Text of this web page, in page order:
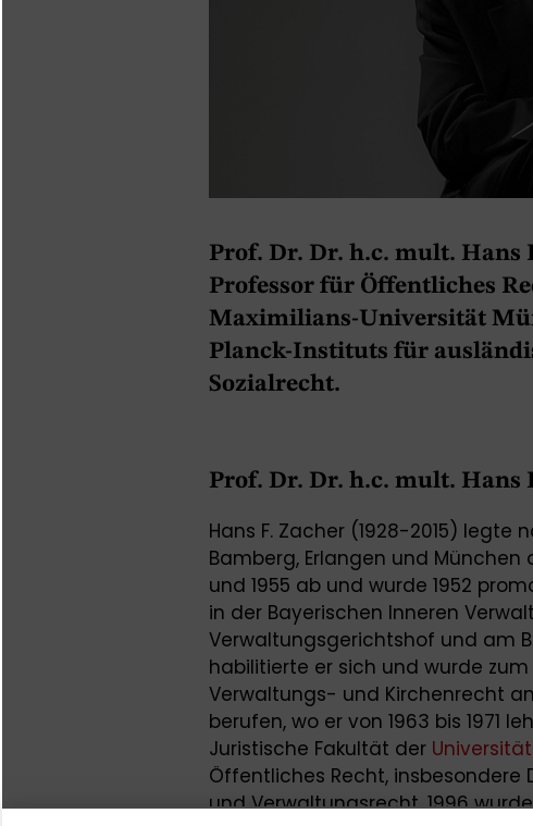
Prof. Dr. Dr. h.c. mult. Hans
Professor für Öffentliches
Maximilians-Universität
Planck-Instituts für
Sozialrecht.
Prof. Dr. Dr. h.c. mult. Hans
Hans F. Zacher (1928-2015)
Bamberg, Erlangen und München
und 1955 ab und wurde 1952
in der Bayerischen Inneren
Verwaltungsgerichtshof und am
habilitierte er sich und wurde
Verwaltungs- und Kirchenrecht
berufen, wo er von 1963 bis 1971
Juristische Fakultät der
Öffentliches Recht,
und Verwaltungsrecht. 1996